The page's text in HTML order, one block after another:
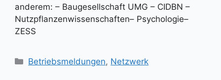
anderem: – Baugesellschaft UMG – CIDBN –
Nutzpflanzenwissenschaften– Psychologie–
ZESS
Kategorien
Betriebsmeldungen, Netzwerk